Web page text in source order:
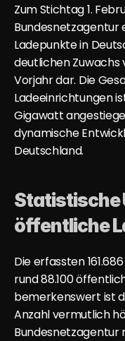
Zum Stichtag 1.
Bundesnetzagentur
Ladepunkte in
deutlichen Zuwachs
Vorjahr dar. Die
Ladeeinrichtungen
Gigawatt
dynamische
Deutschland.
Statistische
öffentliche
Die erfassten
rund 88.100
bemerkenswert ist
Anzahl vermutlich
Bundesnetzagentur